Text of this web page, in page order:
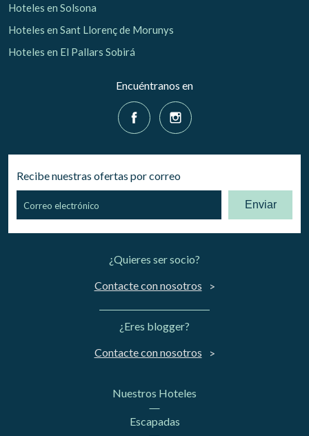
Hoteles en Solsona
Hoteles en Sant Llorenç de Morunys
Hoteles en El Pallars Sobirá
Encuéntranos en
Recibe nuestras ofertas por correo
Enviar
¿Quieres ser socio?
Contacte con nosotros
¿Eres blogger?
Contacte con nosotros
Nuestros Hoteles
Escapadas